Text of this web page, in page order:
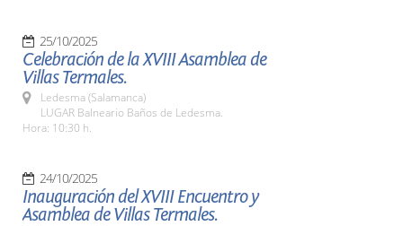
25/10/2025
Celebración de la XVIII Asamblea de
Villas Termales.
Ledesma (Salamanca)
LUGAR Balneario Baños de Ledesma.
Hora: 10:30 h.
24/10/2025
Inauguración del XVIII Encuentro y
Asamblea de Villas Termales.